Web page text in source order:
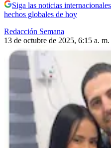
Siga las noticias
hechos globales de hoy
Redacción Semana
13 de octubre de 2025, 6:15 a. m.